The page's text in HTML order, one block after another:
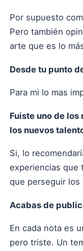
Por supuesto
Pero también
arte que es lo
Desde tu punto
Para mi lo mas
Fuiste uno de los
los nuevos
Si, lo
experiencias que
que perseguir los
Acabas de
En cada nota es
pero triste. Un